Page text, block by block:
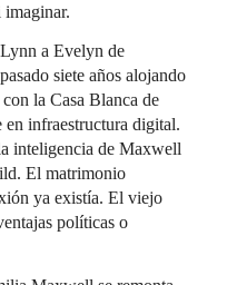
imaginar.
a Evelyn de
siete años alojando
la Casa Blanca de
en infraestructura digital.
inteligencia de Maxwell
El matrimonio
ya existía. El viejo
políticas o